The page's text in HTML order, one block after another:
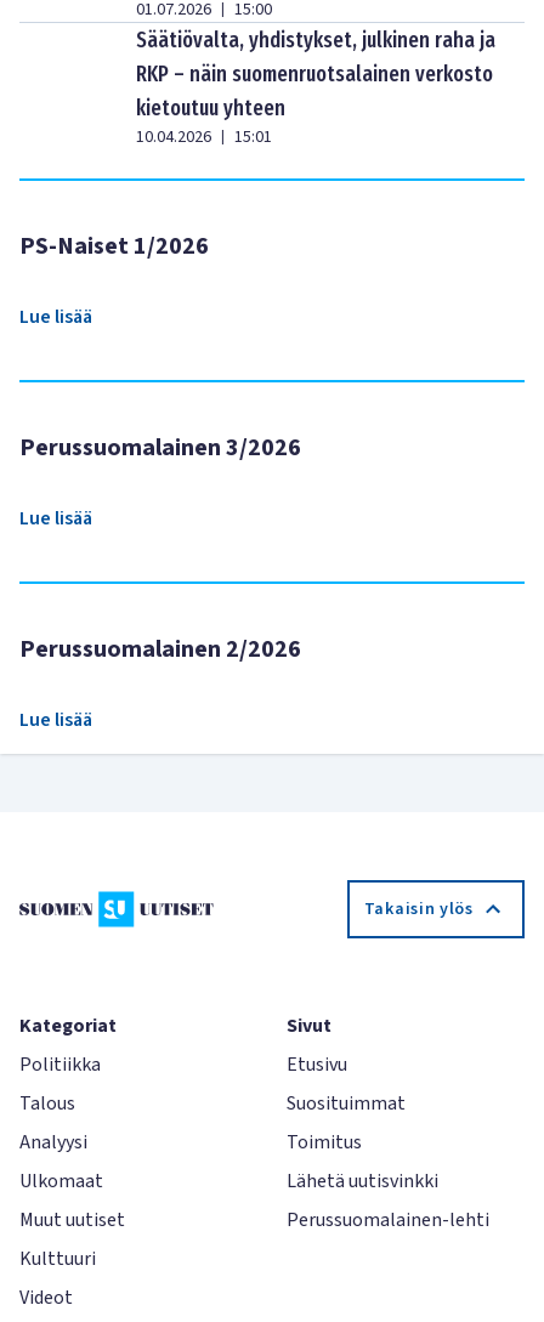
01.07.2026 | 15:00
Säätiövalta, yhdistykset, julkinen raha ja
RKP – näin suomenruotsalainen verkosto
kietoutuu yhteen
10.04.2026 | 15:01
PS-Naiset 1/2026
Lue lisää
Perussuomalainen 3/2026
Lue lisää
Perussuomalainen 2/2026
Lue lisää
Takaisin ylös
Kategoriat
Politiikka
Talous
Analyysi
Ulkomaat
Muut uutiset
Kulttuuri
Videot
Sivut
Etusivu
Suosituimmat
Toimitus
Lähetä uutisvinkki
Perussuomalainen-lehti